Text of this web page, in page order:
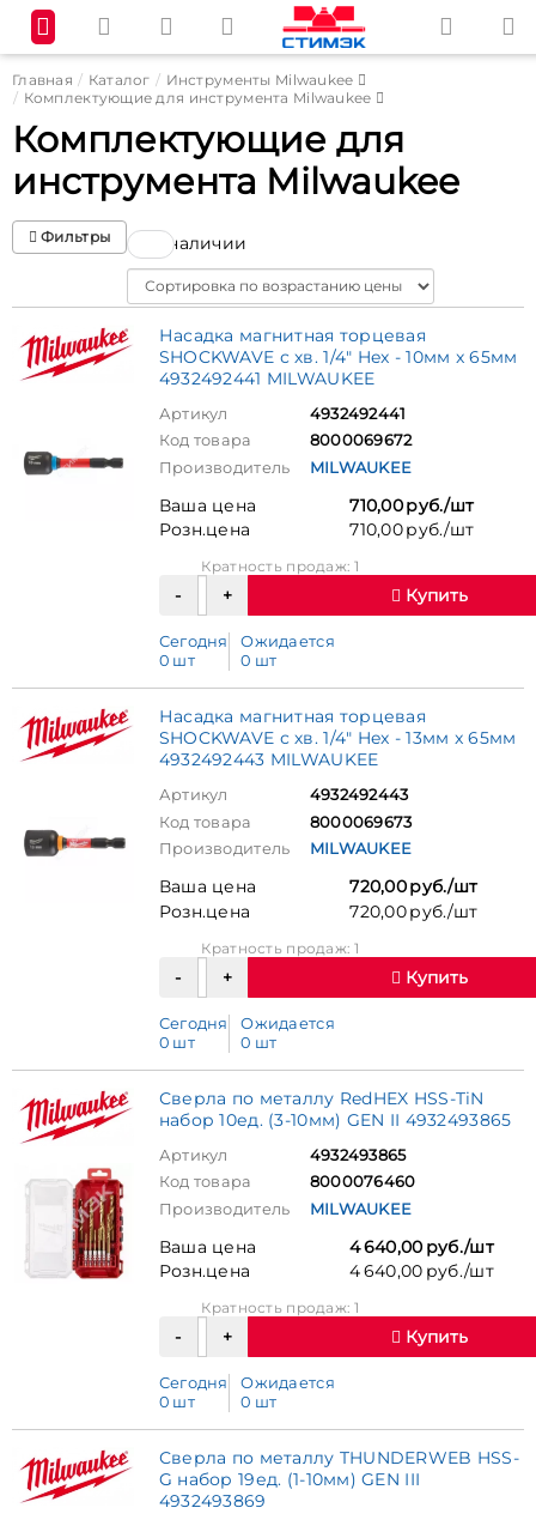
Главная Каталог
Инструменты Milwaukee
Комплектующие для инструмента Milwaukee
Комплектующие для
инструмента Milwaukee
Фильтры В наличии
Sort
Насадка магнитная торцевая
SHOCKWAVE с хв. 1/4" Hex - 10мм x 65мм
4932492441 MILWAUKEE
Артикул
4932492441
Код товара
8000069672
Производитель
MILWAUKEE
Ваша цена
710,00 руб./шт
Розн.цена
710,00 руб./шт
Кратность продаж: 1
Купить
Сегодня
0 шт
Ожидается
0 шт
Насадка магнитная торцевая
SHOCKWAVE с хв. 1/4" Hex - 13мм x 65мм
4932492443 MILWAUKEE
Артикул
4932492443
Код товара
8000069673
Производитель
MILWAUKEE
Ваша цена
720,00 руб./шт
Розн.цена
720,00 руб./шт
Кратность продаж: 1
Купить
Сегодня
0 шт
Ожидается
0 шт
Сверла по металлу RedHEX HSS-TiN
набор 10ед. (3-10мм) GEN II 4932493865
Артикул
4932493865
Код товара
8000076460
Производитель
MILWAUKEE
Ваша цена
4 640,00 руб./шт
Розн.цена
4 640,00 руб./шт
Кратность продаж: 1
Купить
Сегодня
0 шт
Ожидается
0 шт
Сверла по металлу THUNDERWEB HSS-
G набор 19ед. (1-10мм) GEN III
4932493869